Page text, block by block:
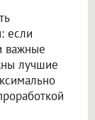
если
важные
лучшие